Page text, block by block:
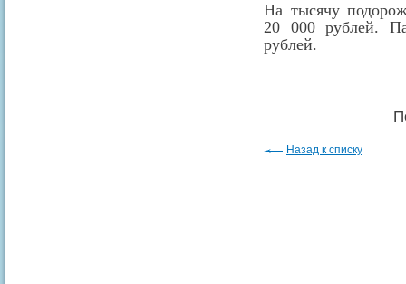
На тысячу
20 000 рублей.
рублей.
Назад к списку